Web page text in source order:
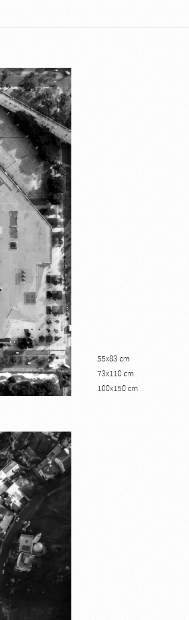
55x83 cm
73x110 cm
100x150 cm